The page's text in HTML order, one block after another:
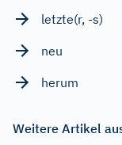
letzte(r, -s)
neu
herum
Weitere Artikel